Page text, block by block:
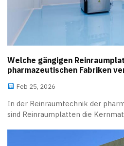
Welche gängigen
pharmazeutischen Fabriken
Feb 25, 2026
In der Reinraumtechnik der
sind Reinraumplatten die
strenge Anforderungen wie